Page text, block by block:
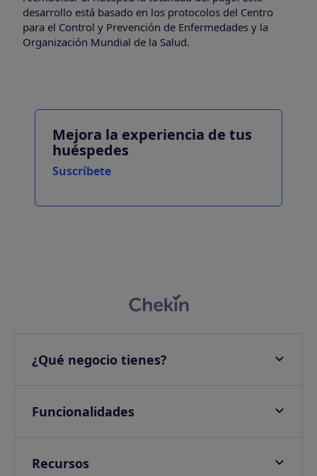
desarrollo está basado en los protocolos del Centro
para el Control y Prevención de Enfermedades y la
Organización Mundial de la Salud.
Mejora la experiencia de tus
huéspedes
Suscríbete
¿Qué negocio tienes?
Hoteles
Funcionalidades
Check-in presencial
Recursos